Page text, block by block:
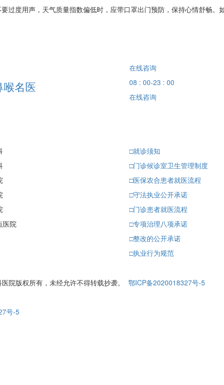
过度用声，天气质量指数偏低时，应带口罩出门预防，保持心情舒畅。
喉名医
在线咨询
08 : 00-23 : 00
在线咨询
医院
□就诊须知
□门诊候诊室卫生管理制度
□医保农合患者就医流程
□守法执业公开承诺
□门诊患者就医流程
□专项治理八项承诺
□整改的公开承诺
□执业行为规范
院版权所有，未经允许不得转载抄袭。 鄂ICP备2020018327号-5
号-5